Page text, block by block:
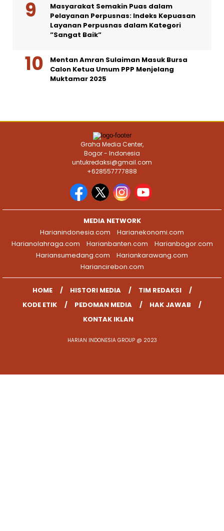
Masyarakat Semakin Puas dalam
Pelayanan Perpusnas: Indeks Kepuasan
Layanan Perpusnas dalam Kategori
”Sangat Baik”
Mentan Amran Sulaiman Masuk Bursa
Calon Ketua Umum PPP Menjelang
Muktamar 2025
Graha Media Center,
Bogor - Indonesia
untukredaksi@gmail.com
+628557777888
MEDIA NETWORK
Harianindonesia.com
Harianekonomi.com
Harianolahraga.com
Harianbanten.com
Harianbogor.com
Hariansumedang.com
Hariankarawang.com
Hariancirebon.com
HOME HISTORI MEDIA
TIM REDAKSI
KODE ETIK
PEDOMAN MEDIA
HAK JAWAB
KONTAK IKLAN
HARIAN INDONESIA GROUP @ 2023